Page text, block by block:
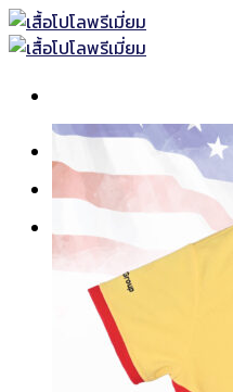
Skip
to
เสื้อโปโลพร้อมส่ง
เสื้อโปโล
เสื้อโปโลแบบธรรมดา
เสื้อโปโลแบบตัดต่อ
เสื้อโปโลแขนยาว
เสื้อโปโลพิมพ์ลาย
เสื้อคอกลม-คอวี